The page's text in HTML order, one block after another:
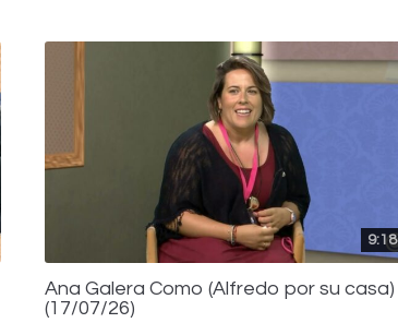
9:18
Ana Galera Como (Alfredo por su casa)
(17/07/26)